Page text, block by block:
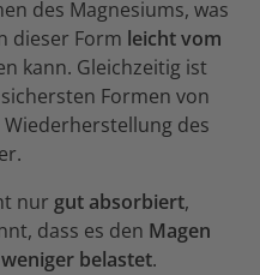
des Magnesiums, was
dieser Form leicht vom
kann. Gleichzeitig ist
Formen von
des
nur gut absorbiert,
dass es den Magen
belastet.